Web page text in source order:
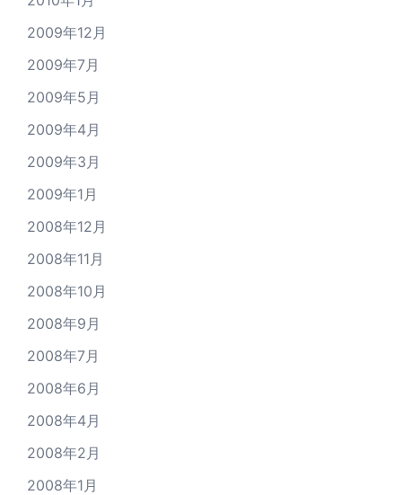
2009年12月
2009年7月
2009年5月
2009年4月
2009年3月
2009年1月
2008年12月
2008年11月
2008年10月
2008年9月
2008年7月
2008年6月
2008年4月
2008年2月
2008年1月